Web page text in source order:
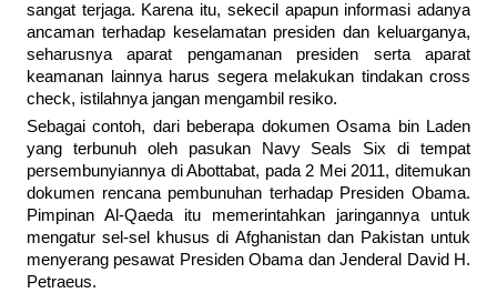
sangat terjaga. Karena itu, sekecil apapun informasi adanya
ancaman terhadap keselamatan presiden dan keluarganya,
seharusnya aparat pengamanan presiden serta aparat
keamanan lainnya harus segera melakukan tindakan cross
check, istilahnya jangan mengambil resiko.
Sebagai contoh, dari beberapa dokumen Osama bin Laden
yang terbunuh oleh pasukan Navy Seals Six di tempat
persembunyiannya di Abottabat, pada 2 Mei 2011, ditemukan
dokumen rencana pembunuhan terhadap Presiden Obama.
Pimpinan Al-Qaeda itu memerintahkan jaringannya untuk
mengatur sel-sel khusus di Afghanistan dan Pakistan untuk
menyerang pesawat Presiden Obama dan Jenderal David H.
Petraeus.